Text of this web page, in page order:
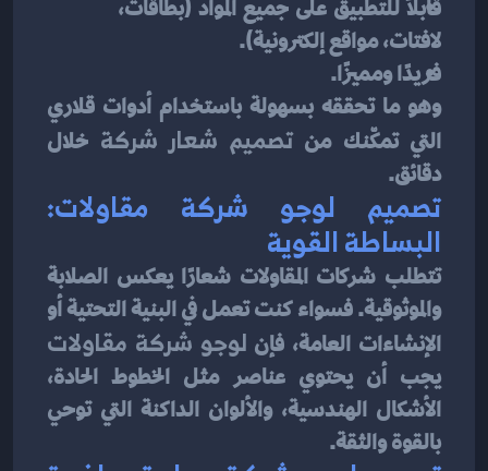
لافتات، مواقع إلكترونية).
فريدًا ومميزًا.
التي تمكّنك من تصميم شعار شركة
دقائق.
البساطة القوية
الإنشاءات العامة، فإن لوجو شركة مقاولات
بالقوة والثقة.